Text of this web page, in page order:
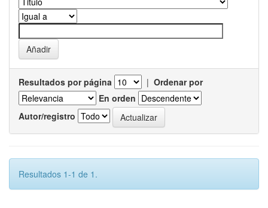
Resultados por página | Ordenar por
En orden
Autor/registro
Resultados 1-1 de 1.